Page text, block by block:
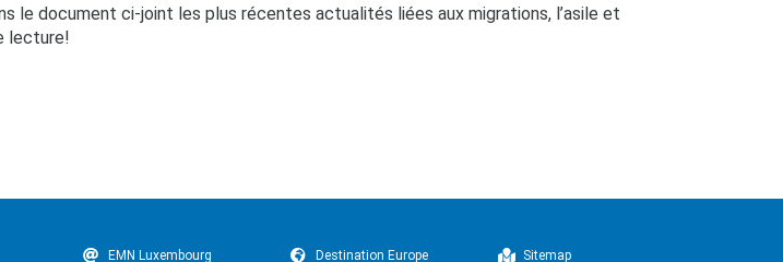
le document ci-joint les plus récentes actualités liées aux migrations, l’asile et
lecture!
EMN Luxembourg Destination Europe Sitemap